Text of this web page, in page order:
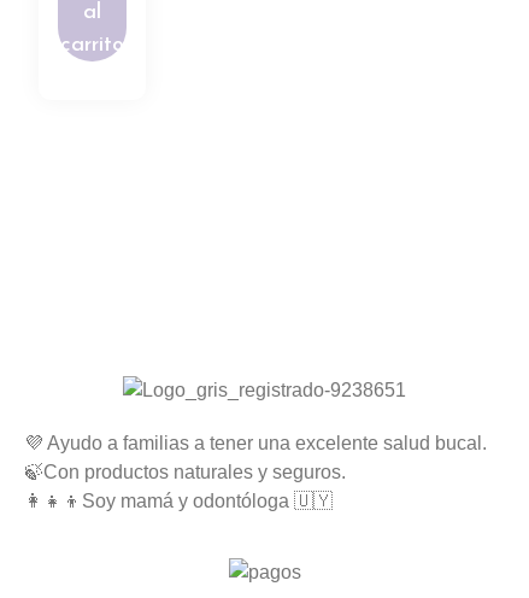
al
carrito
💜 Ayudo a familias a tener una excelente salud bucal.
🍃Con productos naturales y seguros.
👩‍👧‍👦Soy mamá y odontóloga 🇺🇾